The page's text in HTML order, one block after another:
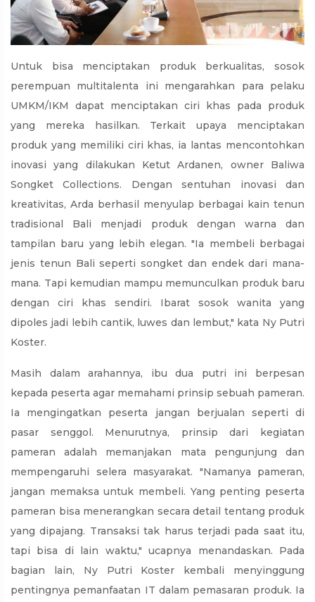
Untuk bisa menciptakan produk berkualitas, sosok
perempuan multitalenta ini mengarahkan para pelaku
UMKM/IKM dapat menciptakan ciri khas pada produk
yang mereka hasilkan. Terkait upaya menciptakan
produk yang memiliki ciri khas, ia lantas mencontohkan
inovasi yang dilakukan Ketut Ardanen, owner Baliwa
Songket Collections. Dengan sentuhan inovasi dan
kreativitas, Arda berhasil menyulap berbagai kain tenun
tradisional Bali menjadi produk dengan warna dan
tampilan baru yang lebih elegan. "Ia membeli berbagai
jenis tenun Bali seperti songket dan endek dari mana-
mana. Tapi kemudian mampu memunculkan produk baru
dengan ciri khas sendiri. Ibarat sosok wanita yang
dipoles jadi lebih cantik, luwes dan lembut," kata Ny Putri
Koster.
Masih dalam arahannya, ibu dua putri ini berpesan
kepada peserta agar memahami prinsip sebuah pameran.
Ia mengingatkan peserta jangan berjualan seperti di
pasar senggol. Menurutnya, prinsip dari kegiatan
pameran adalah memanjakan mata pengunjung dan
mempengaruhi selera masyarakat. "Namanya pameran,
jangan memaksa untuk membeli. Yang penting peserta
pameran bisa menerangkan secara detail tentang produk
yang dipajang. Transaksi tak harus terjadi pada saat itu,
tapi bisa di lain waktu," ucapnya menandaskan. Pada
bagian lain, Ny Putri Koster kembali menyinggung
pentingnya pemanfaatan IT dalam pemasaran produk. Ia